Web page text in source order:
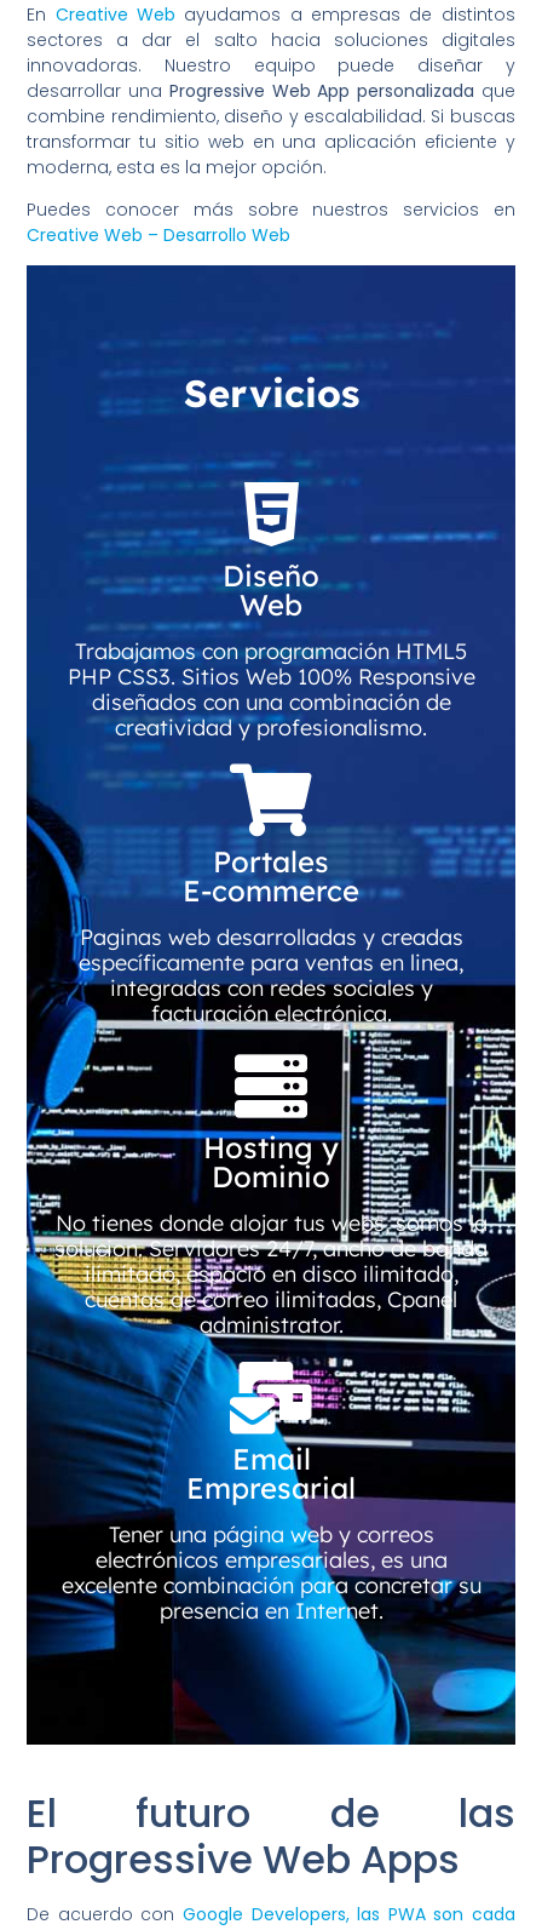
En Creative Web ayudamos a empresas de distintos
sectores a dar el salto hacia soluciones digitales
innovadoras. Nuestro equipo puede diseñar y
desarrollar una Progressive Web App personalizada que
combine rendimiento, diseño y escalabilidad. Si buscas
transformar tu sitio web en una aplicación eficiente y
moderna, esta es la mejor opción.
Puedes conocer más sobre nuestros servicios en
Creative Web – Desarrollo Web
Servicios
Diseño
Web
Trabajamos con programación HTML5
PHP CSS3. Sitios Web 100% Responsive
diseñados con una combinación de
creatividad y profesionalismo.
Portales
E-commerce
Paginas web desarrolladas y creadas
específicamente para ventas en linea,
integradas con redes sociales y
facturación electrónica.
Hosting y
Dominio
No tienes donde alojar tus webs, somos la
solucion. Servidores 24/7, ancho de banda
ilimitado, espacio en disco ilimitado,
cuentas de correo ilimitadas, Cpanel
administrator.
Email
Empresarial
Tener una página web y correos
electrónicos empresariales, es una
excelente combinación para concretar su
presencia en Internet.
El futuro de las
Progressive Web Apps
De acuerdo con Google Developers, las PWA son cada